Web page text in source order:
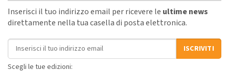
Inserisci il tuo indirizzo email per ricevere le ultime news
direttamente nella tua casella di posta elettronica.
Indirizzo email
ISCRIVITI
Scegli le tue edizioni: